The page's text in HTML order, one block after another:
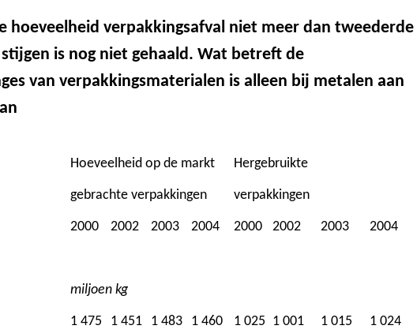
hoeveelheid verpakkingsafval niet meer dan tweederde
is nog niet gehaald. Wat betreft de
van verpakkingsmaterialen is alleen bij metalen aan
Hoeveelheid op de markt Hergebruikte
gebrachte verpakkingen verpakkingen
2000 2002 2003 2004 2000 2002 2003 2004
miljoen kg
1 475 1 451 1 483 1 460 1 025 1 001 1 015 1 024